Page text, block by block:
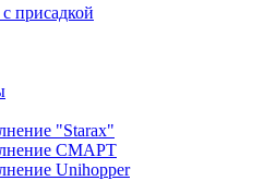
присадкой
"Starax"
СМАРТ
Unihopper